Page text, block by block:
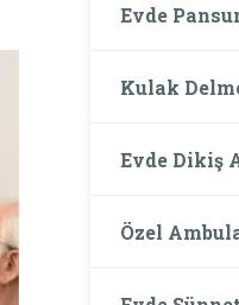
Evde
Kulak
Evde Dikiş
Özel